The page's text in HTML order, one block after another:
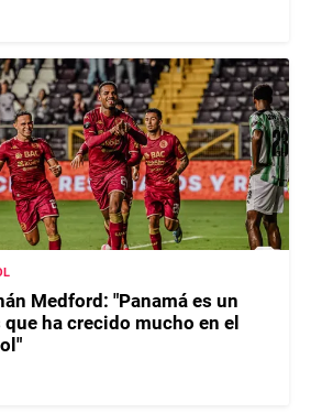
Medford: "Panamá es un
que ha crecido mucho en el